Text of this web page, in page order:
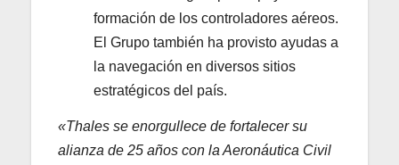
formación de los controladores aéreos.
El Grupo también ha provisto ayudas a
la navegación en diversos sitios
estratégicos del país.
«Thales se enorgullece de fortalecer su
alianza de 25 años con la Aeronáutica Civil